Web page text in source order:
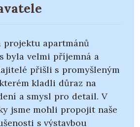
projektu apartmánů
byla velmi příjemná a
přišli s promyšleným
kladli důraz na
a smysl pro detail. V
jsme mohli propojit naše
s výstavbou